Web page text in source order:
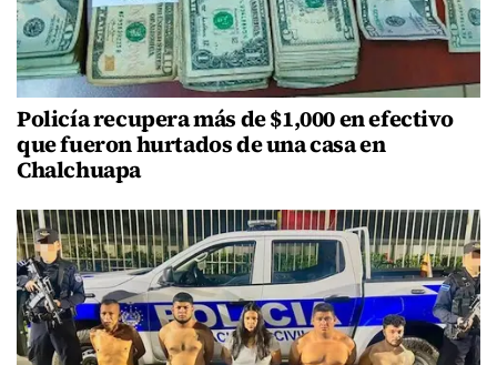
Policía recupera más de $1,000 en efectivo
que fueron hurtados de una casa en
Chalchuapa